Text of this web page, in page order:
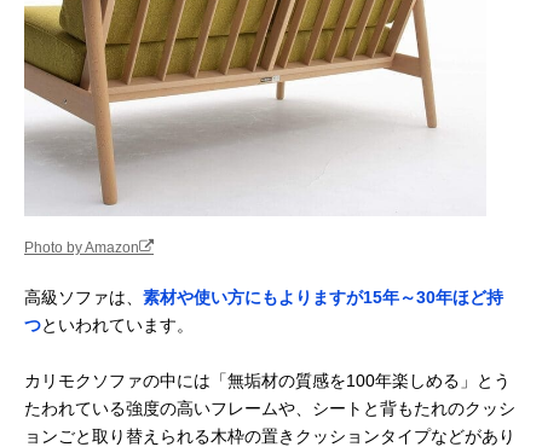
Photo by Amazon
高級ソファは、 素材や使い方にもよりますが15年～30年ほど持
つといわれています。
カリモクソファの中には「無垢材の質感を100年楽しめる」とう
たわれている強度の高いフレームや、シートと背もたれのクッシ
ョンごと取り替えられる木枠の置きクッションタイプなどがあり